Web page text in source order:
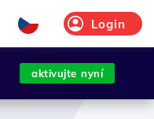
Login
aktivujte nyní